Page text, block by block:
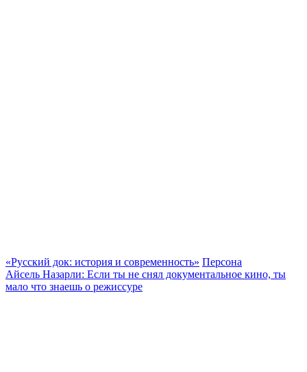
«Русский док: история и современность» Персона
Айсель Назарли: Если ты не снял документальное кино, ты
мало что знаешь о режиссуре